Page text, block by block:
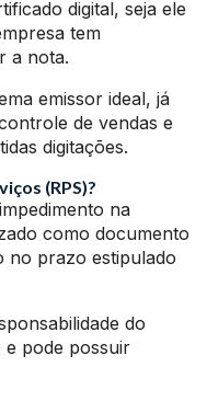
digital, seja ele
tem
a nota.
emissor ideal, já
de vendas e
digitações.
(RPS)?
na
como documento
no prazo estipulado
do
pode possuir